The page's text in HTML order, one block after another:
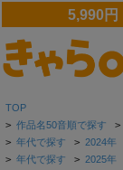
5,990円
TOP
> 作品名50音順で探す >
> 年代で探す > 2024年
> 年代で探す > 2025年